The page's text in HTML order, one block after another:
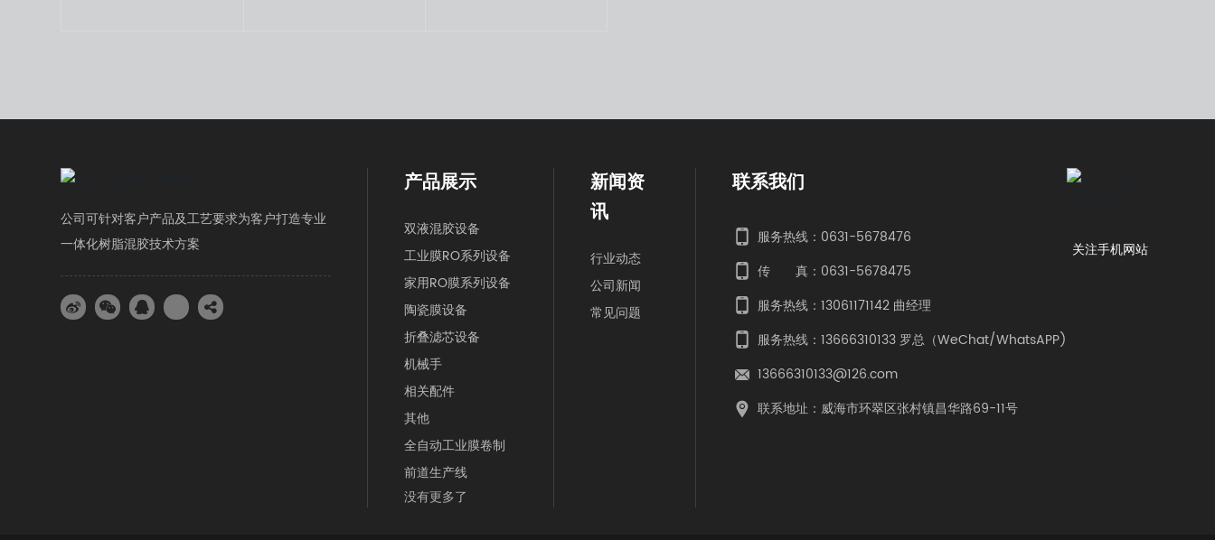
公司可针对客户产品及工艺要求为客户打造专业
一体化树脂混胶技术方案
产品展示
双液混胶设备
工业膜RO系列设备
家用RO膜系列设备
陶瓷膜设备
折叠滤芯设备
机械手
相关配件
其他
全自动工业膜卷制
前道生产线
没有更多了
新闻资
讯
行业动态
公司新闻
常见问题
联系我们
服务热线：0631-5678476
传 真： 0631-5678475
服务热线：13061171142 曲经理
服务热线： 13666310133罗总（WeChat/WhatsAPP)
13666310133@126.com
联系地址：威海市环翠区张村镇昌华路69-11号
关注手机网站